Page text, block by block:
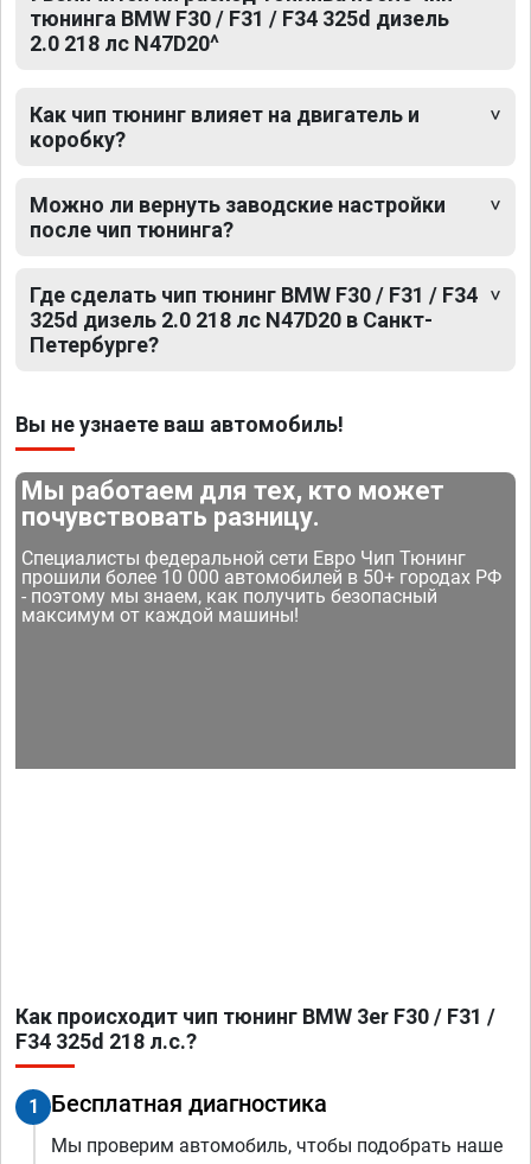
тюнинга BMW F30 / F31 / F34 325d дизель
2.0 218 лс N47D20^
Как чип тюнинг влияет на двигатель и
коробку?
Можно ли вернуть заводские настройки
после чип тюнинга?
Где сделать чип тюнинг BMW F30 / F31 / F34
325d дизель 2.0 218 лс N47D20 в Санкт-
Петербурге?
Вы не узнаете ваш автомобиль!
Мы работаем для тех, кто может
почувствовать разницу.
Специалисты федеральной сети Евро Чип Тюнинг
прошили более 10 000 автомобилей в 50+ городах РФ
- поэтому мы знаем, как получить безопасный
максимум от каждой машины!
Как происходит чип тюнинг BMW 3er F30 / F31 /
F34 325d 218 л.с.?
1 Бесплатная диагностика
Мы проверим автомобиль, чтобы подобрать наше